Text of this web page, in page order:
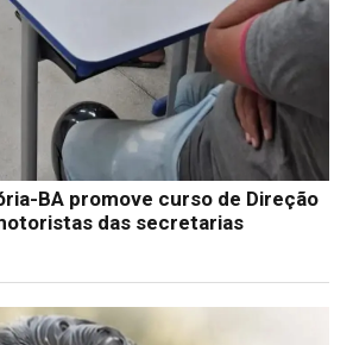
BA promove curso de Direção
das secretarias